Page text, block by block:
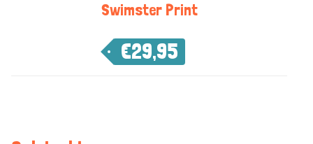
Swimster Print
€29,95